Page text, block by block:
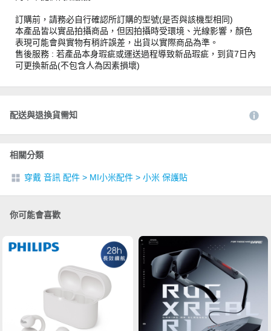
訂購前，請務必自行確認所訂購的型號(是否與該機型相同)
本產品皆以實品拍攝商品，但因拍攝時受環境、光線影響，顏色
表現可能會與實物有稍許誤差，出貨以實際商品為準。
售後服務 : 若產品本身瑕疵或運送過程導致新品瑕疵，到貨7日內
可更換新品(不包含人為因素損壞)
配送與退換貨需知
相關分類
穿戴 音訊 配件 > MI小米配件 > 小米 保護貼
你可能會喜歡